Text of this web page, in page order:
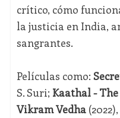
crítico, cómo
la justicia en India,
sangrantes.
Películas como:
S. Suri; Kaathal - The
Vikram Vedha